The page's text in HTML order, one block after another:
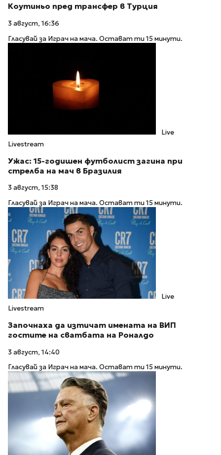
Коутиньо пред трансфер в Турция
3 август, 16:36
Гласувай за Играч на мача. Остават ти 15 минути.
Live
Livestream
Ужас: 15-годишен футболист загина при
стрелба на мач в Бразилия
3 август, 15:38
Гласувай за Играч на мача. Остават ти 15 минути.
Live
Livestream
Започнаха да изтичат имената на ВИП
гостите на сватбата на Роналдо
3 август, 14:40
Гласувай за Играч на мача. Остават ти 15 минути.